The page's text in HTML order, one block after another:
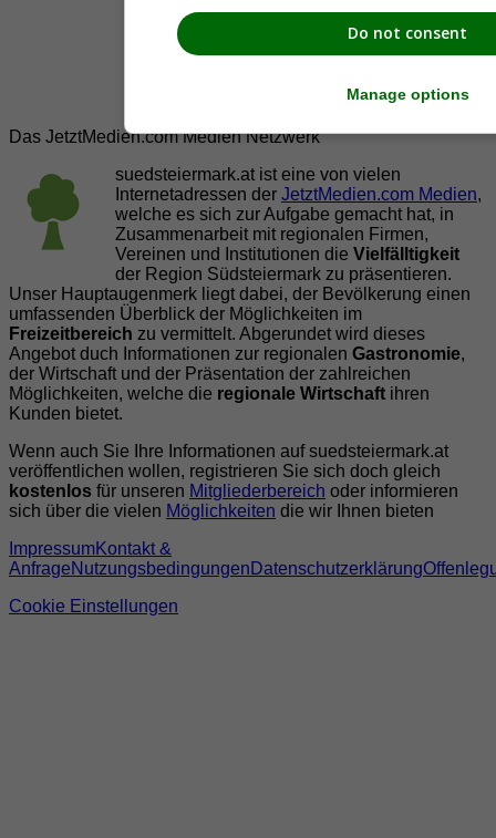
Das JetztMedien.com Medien Netzwerk
suedsteiermark.at ist eine von vielen
Internetadressen der JetztMedien.com Medien,
welche es sich zur Aufgabe gemacht hat, in
Zusammenarbeit mit regionalen Firmen,
Vereinen und Institutionen die Vielfälltigkeit
der Region Südsteiermark zu präsentieren.
Unser Hauptaugenmerk liegt dabei, der Bevölkerung einen
umfassenden Überblick der Möglichkeiten im
Freizeitbereich zu vermittelt. Abgerundet wird dieses
Angebot duch Informationen zur regionalen Gastronomie,
der Wirtschaft und der Präsentation der zahlreichen
Möglichkeiten, welche die regionale Wirtschaft ihren
Kunden bietet.
Wenn auch Sie Ihre Informationen auf suedsteiermark.at
veröffentlichen wollen, registrieren Sie sich doch gleich
kostenlos für unseren Mitgliederbereich oder informieren
sich über die vielen Möglichkeiten die wir Ihnen bieten
ImpressumKontakt &
AnfrageNutzungsbedingungen Datenschutzerklärung
Cookie Einstellungen
Do not consent
Manage options